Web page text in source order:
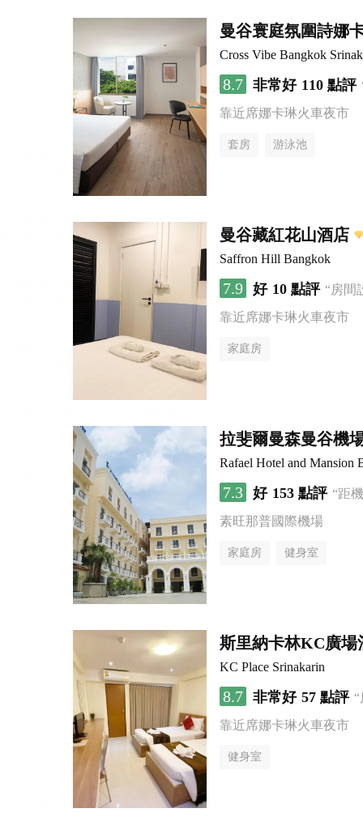
曼谷寰庭氛圍詩娜
Cross Vibe Bangkok
8.7 非常好 110 點評
靠近席娜卡琳火車夜市
套房 游泳池
曼谷藏紅花山酒店
Saffron Hill Bangkok
7.9 好 10 點評 “房間
靠近席娜卡琳火車夜市
家庭房
拉斐爾曼森曼谷機
Rafael Hotel and Mansion
7.3 好 153 點評 “距
素旺那普國際機場
家庭房 健身室
斯里納卡林KC廣場
KC Place Srinakarin
8.7 非常好 57 點評
靠近席娜卡琳火車夜市
健身室